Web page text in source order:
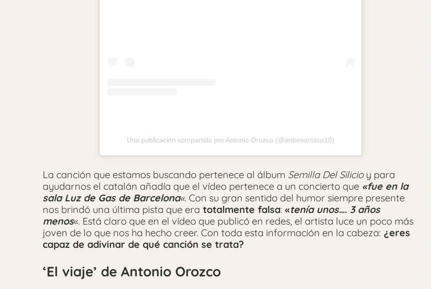
Una publicación compartida por Antonio Orozco (@antoniorozco10)
La canción que estamos buscando pertenece al álbum Semilla Del Silicio y para
ayudarnos el catalán añadía que el vídeo pertenece a un concierto que «fue en la
sala Luz de Gas de Barcelona«. Con su gran sentido del humor siempre presente
nos brindó una última pista que era totalmente falsa: «tenía unos…. 3 años
menos«. Está claro que en el vídeo que publicó en redes, el artista luce un poco más
joven de lo que nos ha hecho creer. Con toda esta información en la cabeza: ¿eres
capaz de adivinar de qué canción se trata?
‘El viaje’ de Antonio Orozco